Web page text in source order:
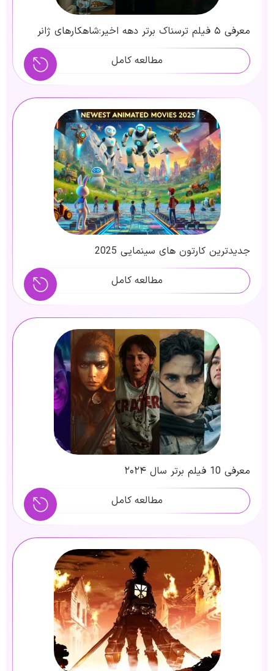
معرفی ۵ فیلم ترسناک برتر دهه اخیر:شاهکارهای ژانر
وحشت
مطالعه کامل
جدیدترین کارتون های سینمایی 2025
مطالعه کامل
معرفی 10 فیلم برتر سال ۲۰۲۴
مطالعه کامل